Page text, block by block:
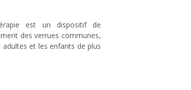
est un dispositif de
des verrues communes,
et les enfants de plus